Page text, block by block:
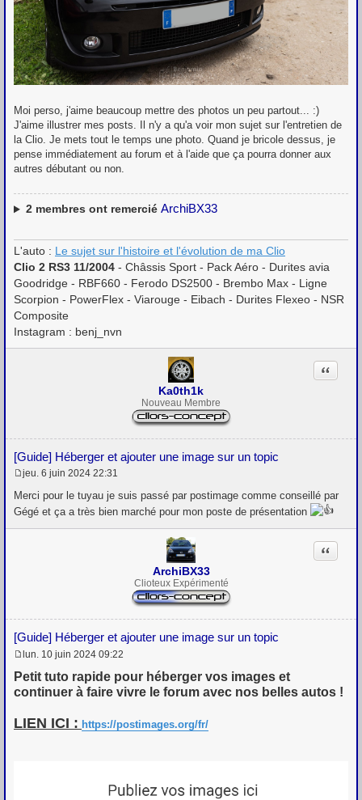
Moi perso, j'aime beaucoup mettre des photos un peu partout... :)
J'aime illustrer mes posts. Il n'y a qu'a voir mon sujet sur l'entretien de
la Clio. Je mets tout le temps une photo. Quand je bricole dessus, je
pense immédiatement au forum et à l'aide que ça pourra donner aux
autres débutant ou non.
2membres ont remercié ArchiBX33
L'auto : Le sujet sur l'histoire et l'évolution de ma Clio
Clio 2 RS3 11/2004 - Châssis Sport - Pack Aéro - Durites avia
Goodridge - RBF660 - Ferodo DS2500 - Brembo Max - Ligne
Scorpion - PowerFlex - Viarouge - Eibach - Durites Flexeo - NSR
Composite
Instagram : benj_nvn
Ka0th1k
Nouveau Membre
[Guide] Héberger et ajouter une image sur un topic
Citation
e
s
s
a
jeu. 6 juin 2024 22:31
Merci pour le tuyau je suis passé par postimage comme conseillé par
Gégé et ça a très bien marché pour mon poste de présentation
ArchiBX33
Clioteux Expérimenté
[Guide] Héberger et ajouter une image sur un topic
Citation
e
s
g
e
lun. 10 juin 2024 09:22
Petit tuto rapide pour héberger vos images et
continuer à faire vivre le forum avec nos belles autos !
LIEN ICI : https://postimages.org/fr/